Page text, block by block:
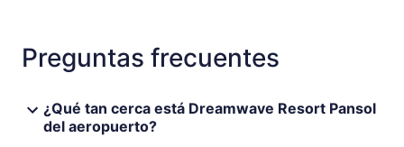
Preguntas frecuentes
¿Qué tan cerca está Dreamwave Resort Pansol
del aeropuerto?